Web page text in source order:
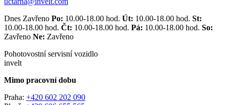
Dnes Zavřeno Po: 10.00-18.00 hod. Út: 10.00-18.00 hod. St:
10.00-18.00 hod. Čt: 10.00-18.00 hod. Pá: 10.00-18.00 hod. So:
Zavřeno Ne: Zavřeno
Pohotovostní servisní vozidlo
invelt
Mimo pracovní dobu
Praha: +420 602 202 090